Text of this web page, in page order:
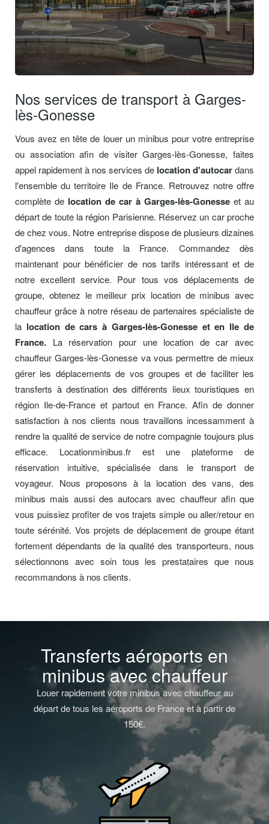
Nos services de transport à Garges-
lès-Gonesse
Vous avez en tête de louer un minibus pour votre entreprise
ou association afin de visiter Garges-lès-Gonesse, faites
appel rapidement à nos services de location d'autocardans
l'ensemble du territoire Ile de France. Retrouvez notre offre
complète de location de car à Garges-lès-Gonesse et au
départ de toute la région Parisienne. Réservez un car proche
de chez vous. Notre entreprise dispose de plusieurs dizaines
d'agences dans toute la France. Commandez dès
maintenant pour bénéficier de nos tarifs intéressant et de
notre excellent service. Pour tous vos déplacements de
groupe, obtenez le meilleur prix location de minibus avec
chauffeur grâce à notre réseau de partenaires spécialiste de
la location de cars à Garges-lès-Gonesse et en Ile de
France. La réservation pour une location de car avec
chauffeur Garges-lès-Gonesse va vous permettre de mieux
gérer les déplacements de vos groupes et de faciliter les
transferts à destination des différents lieux touristiques en
région Ile-de-France et partout en France. Afin de donner
satisfaction à nos clients nous travaillons incessamment à
rendre la qualité de service de notre compagnie toujours plus
efficace. Locationminibus.fr est une plateforme de
réservation intuitive, spécialisée dans le transport de
voyageur. Nous proposons à la location des vans, des
minibus mais aussi des autocars avec chauffeur afin que
vous puissiez profiter de vos trajets simple ou aller/retour en
toute sérénité. Vos projets de déplacement de groupe étant
fortement dépendants de la qualité des transporteurs, nous
sélectionnons avec soin tous les prestataires que nous
recommandons à nos clients.
Transferts aéroports en
minibus avec chauffeur
Louer rapidement votre minibus avec chauffeur au
départ de tous les aéroports de France et à partir de
150€.